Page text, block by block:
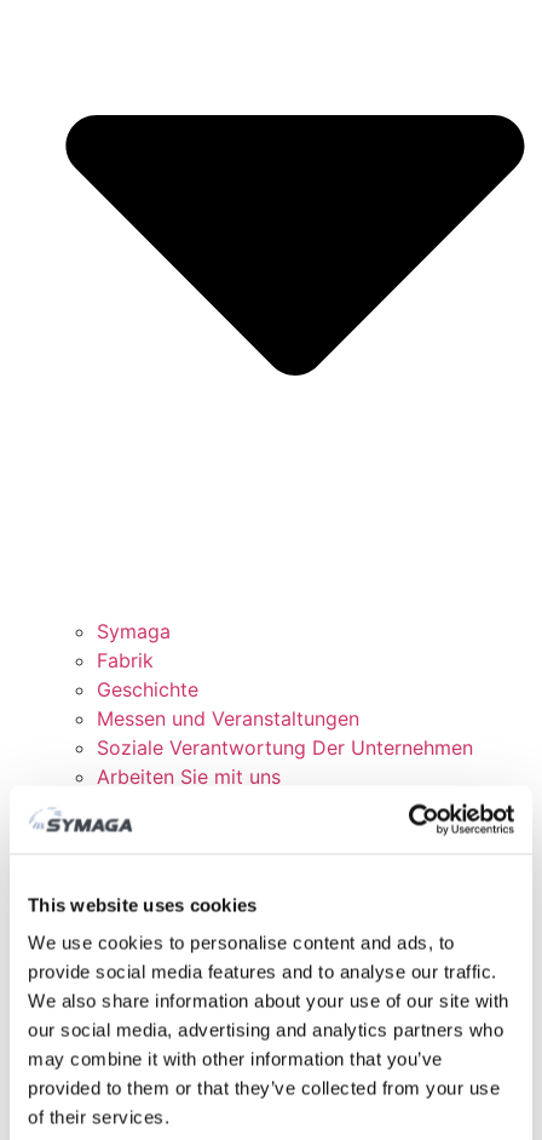
This website uses cookies
We use cookies to personalise content and ads, to
provide social media features and to analyse our traffic.
We also share information about your use of our site with
our social media, advertising and analytics partners who
may combine it with other information that you’ve
provided to them or that they’ve collected from your use
of their services.
Symaga
Fabrik
Geschichte
Messen und Veranstaltungen
Soziale Verantwortung Der Unternehmen
Arbeiten Sie mit uns
DOWNLOADEN